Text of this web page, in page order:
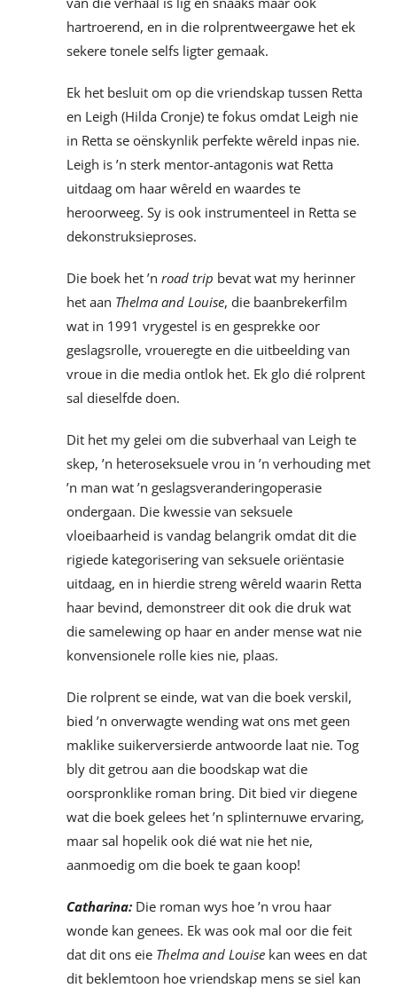
hartroerend, en in die rolprentweergawe het ek
sekere tonele selfs ligter gemaak.
Ek het besluit om op die vriendskap tussen Retta
en Leigh (Hilda Cronje) te fokus omdat Leigh nie
in Retta se oënskynlik perfekte wêreld inpas nie.
Leigh is ’n sterk mentor-antagonis wat Retta
uitdaag om haar wêreld en waardes te
heroorweeg. Sy is ook instrumenteel in Retta se
dekonstruksieproses.
Die boek het ’n road trip bevat wat my herinner
het aan Thelma and Louise, die baanbrekerfilm
wat in 1991 vrygestel is en gesprekke oor
geslagsrolle, vroueregte en die uitbeelding van
vroue in die media ontlok het. Ek glo dié rolprent
sal dieselfde doen.
Dit het my gelei om die subverhaal van Leigh te
skep, ’n heteroseksuele vrou in ’n verhouding met
’n man wat ’n geslagsveranderingoperasie
ondergaan. Die kwessie van seksuele
vloeibaarheid is vandag belangrik omdat dit die
rigiede kategorisering van seksuele oriëntasie
uitdaag, en in hierdie streng wêreld waarin Retta
haar bevind, demonstreer dit ook die druk wat
die samelewing op haar en ander mense wat nie
konvensionele rolle kies nie, plaas.
Die rolprent se einde, wat van die boek verskil,
bied ’n onverwagte wending wat ons met geen
maklike suikerversierde antwoorde laat nie. Tog
bly dit getrou aan die boodskap wat die
oorspronklike roman bring. Dit bied vir diegene
wat die boek gelees het ’n splinternuwe ervaring,
maar sal hopelik ook dié wat nie het nie,
aanmoedig om die boek te gaan koop!
Catharina:Die roman wys hoe ’n vrou haar
wonde kan genees. Ek was ook mal oor die feit
dat dit ons eie Thelma and Louisekan wees en dat
dit beklemtoon hoe vriendskap mens se siel kan